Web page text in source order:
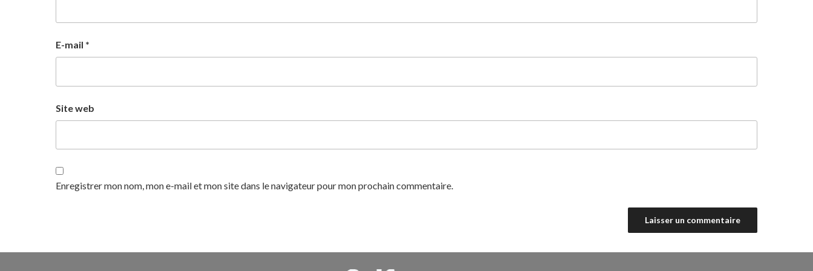
E-mail *
Site web
Enregistrer mon nom, mon e-mail et mon site dans le navigateur pour mon prochain commentaire.